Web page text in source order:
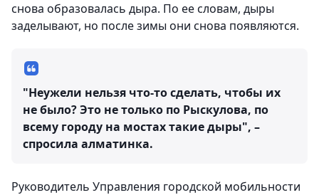
снова образовалась дыра. По ее словам, дыры
заделывают, но после зимы они снова появляются.
"Неужели нельзя что-то сделать, чтобы их
не было? Это не только по Рыскулова, по
всему городу на мостах такие дыры", –
спросила алматинка.
Руководитель Управления городской мобильности